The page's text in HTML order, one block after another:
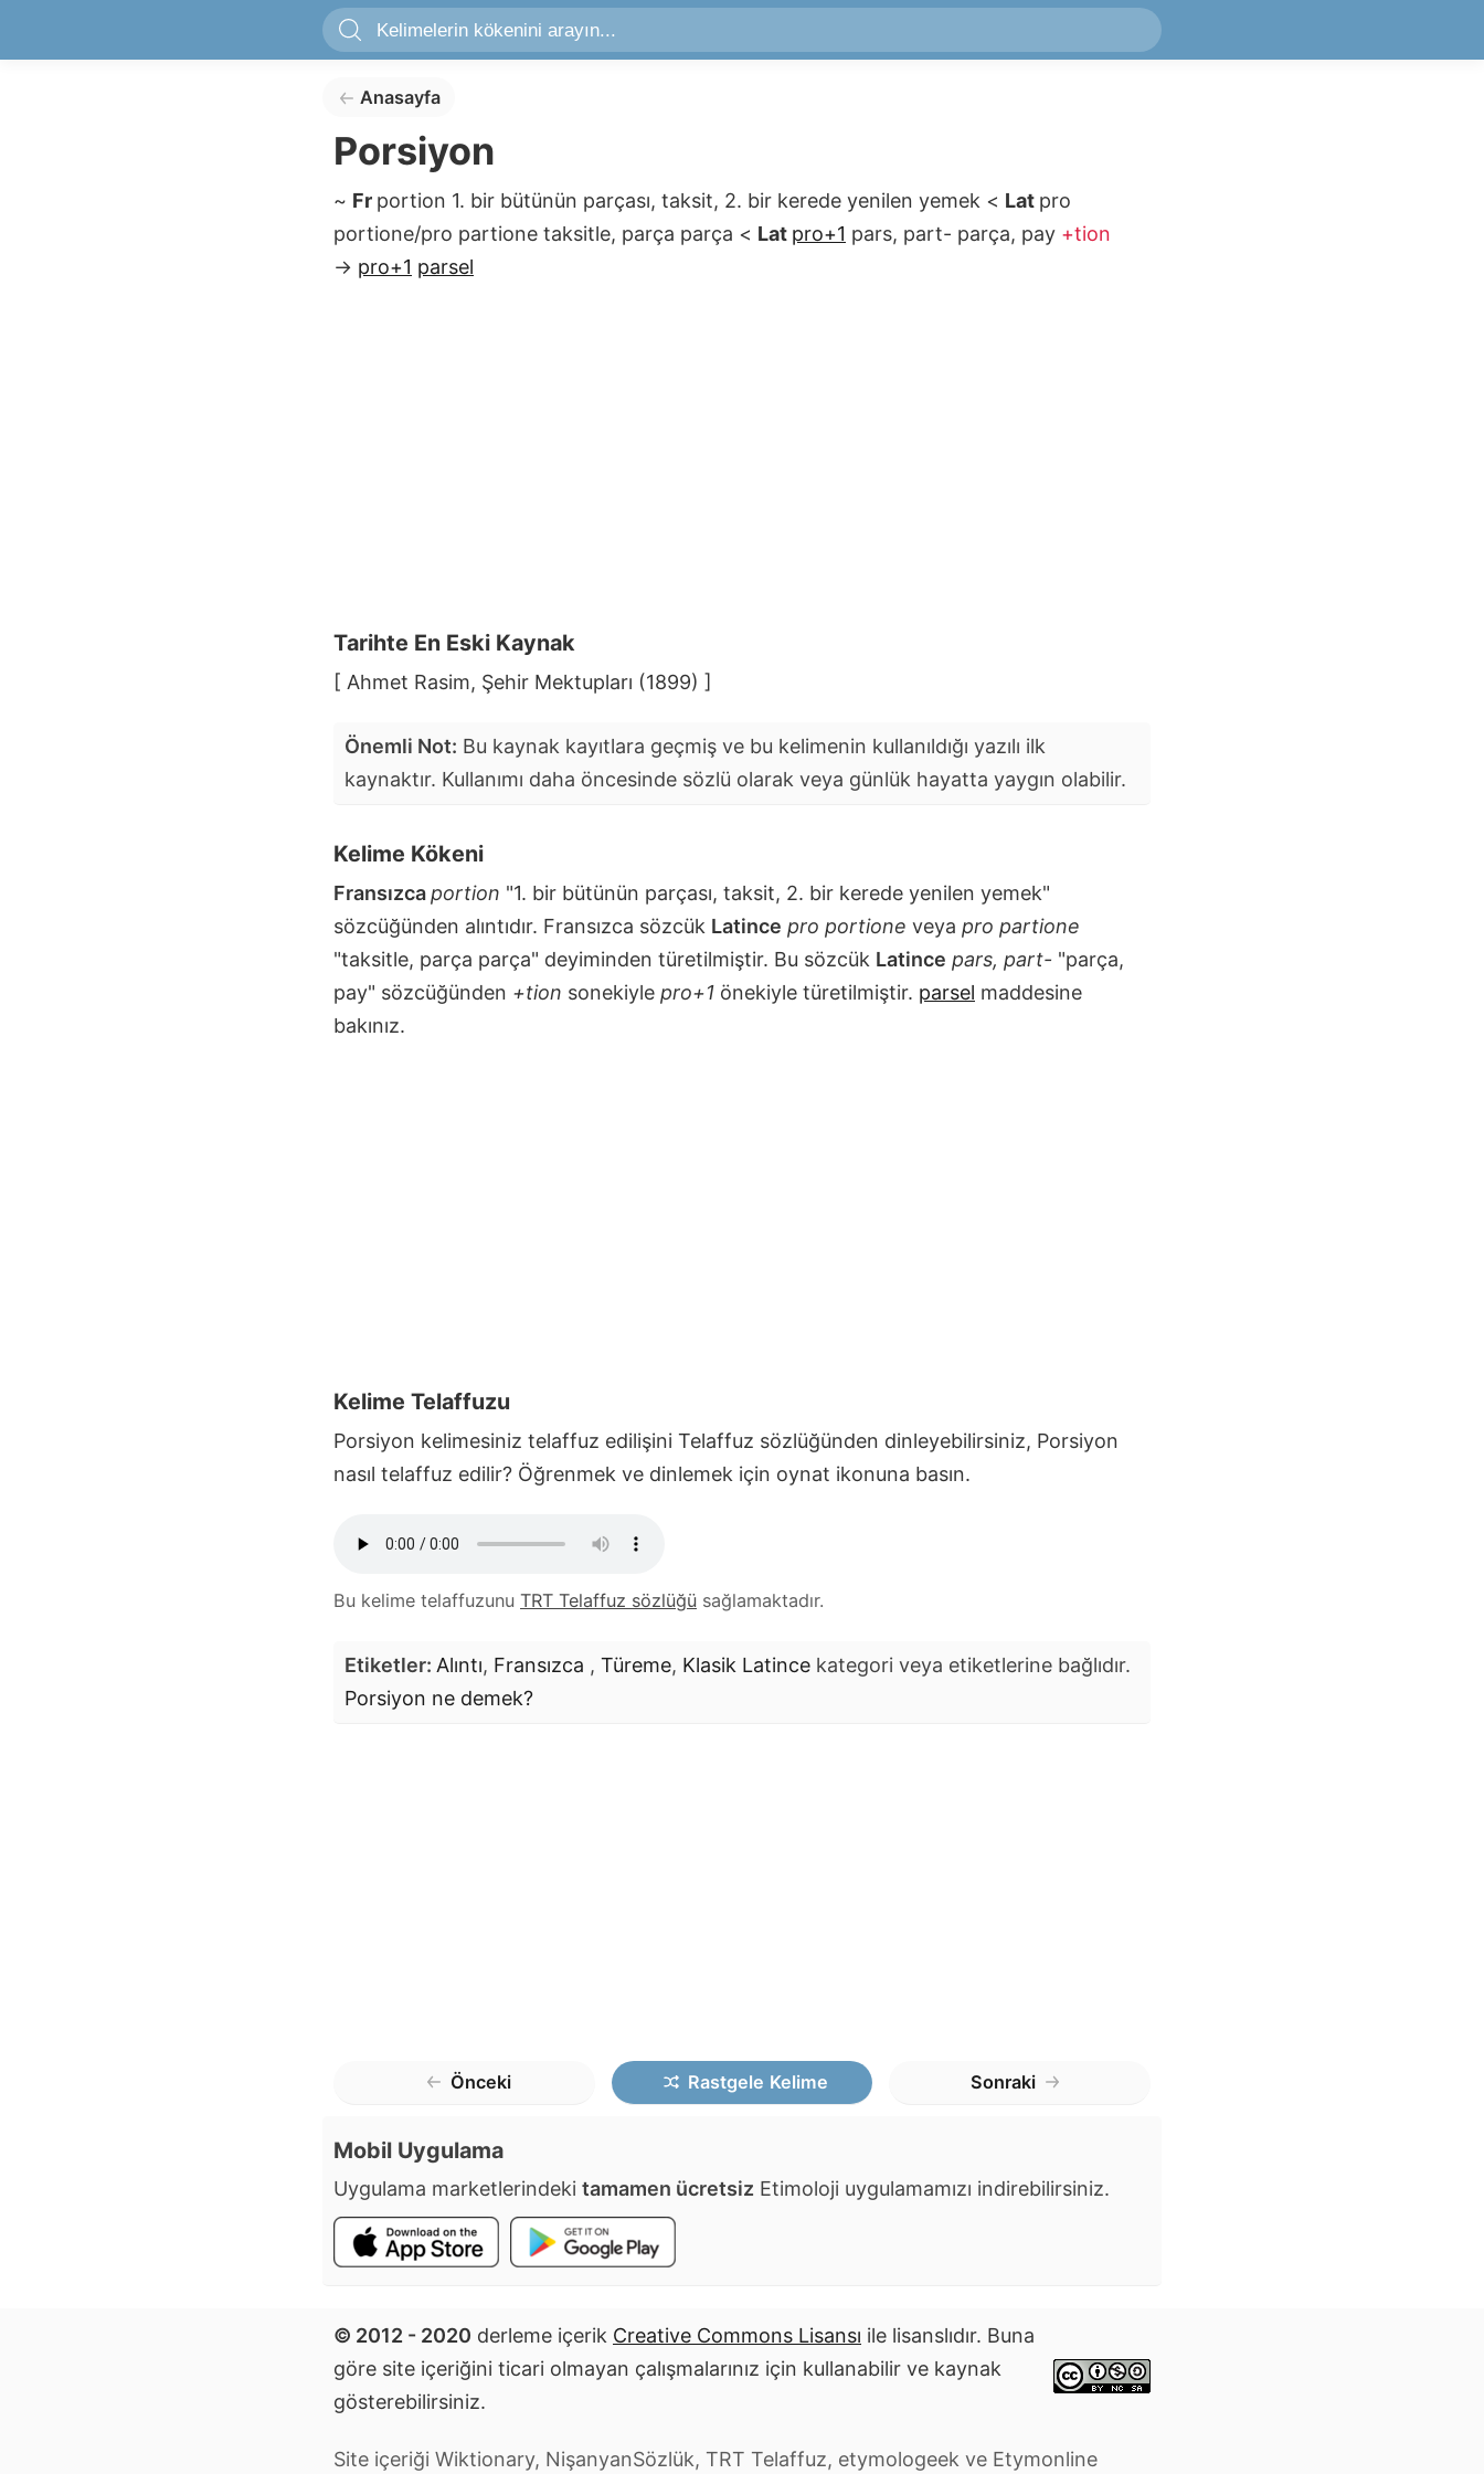
Anasayfa
Porsiyon
~ Fr portion 1. bir bütünün parçası, taksit, 2. bir kerede yenilen yemek < Lat pro
portione/pro partione taksitle, parça parça < Lat pro+1 pars, part- parça, pay +tion
→ pro+1 parsel
Tarihte En Eski Kaynak
[ Ahmet Rasim, Şehir Mektupları (1899) ]
Önemli Not: Bu kaynak kayıtlara geçmiş ve bu kelimenin kullanıldığı yazılı ilk
kaynaktır. Kullanımı daha öncesinde sözlü olarak veya günlük hayatta yaygın olabilir.
Kelime Kökeni
Fransızcaportion "1. bir bütünün parçası, taksit, 2. bir kerede yenilen yemek"
sözcüğünden alıntıdır. Fransızca sözcük Latince pro portione veya pro partione
"taksitle, parça parça" deyiminden türetilmiştir. Bu sözcük Latince pars, part- "parça,
pay" sözcüğünden +tion sonekiyle pro+1 önekiyle türetilmiştir. parsel maddesine
bakınız.
Kelime Telaffuzu
Porsiyon kelimesiniz telaffuz edilişini Telaffuz sözlüğünden dinleyebilirsiniz, Porsiyon
nasıl telaffuz edilir? Öğrenmek ve dinlemek için oynat ikonuna basın.
Bu kelime telaffuzunu TRT Telaffuz sözlüğü sağlamaktadır.
Etiketler: Alıntı, Fransızca , Türeme, Klasik Latince kategori veya etiketlerine bağlıdır.
Porsiyon ne demek?
Önceki Rastgele Kelime Sonraki
Mobil Uygulama
Uygulama marketlerindeki tamamen ücretsiz Etimoloji uygulamamızı indirebilirsiniz.
© 2012 - 2020 derleme içerik Creative Commons Lisansı ile lisanslıdır. Buna
göre site içeriğini ticari olmayan çalışmalarınız için kullanabilir ve kaynak
gösterebilirsiniz.
Site içeriği Wiktionary, NişanyanSözlük, TRT Telaffuz, etymologeek ve Etymonline